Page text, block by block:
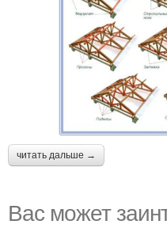
читать дальше →
Вас может